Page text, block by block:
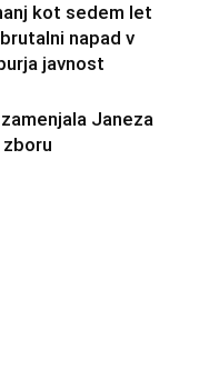
kot sedem let
napad v
javnost
Janeza